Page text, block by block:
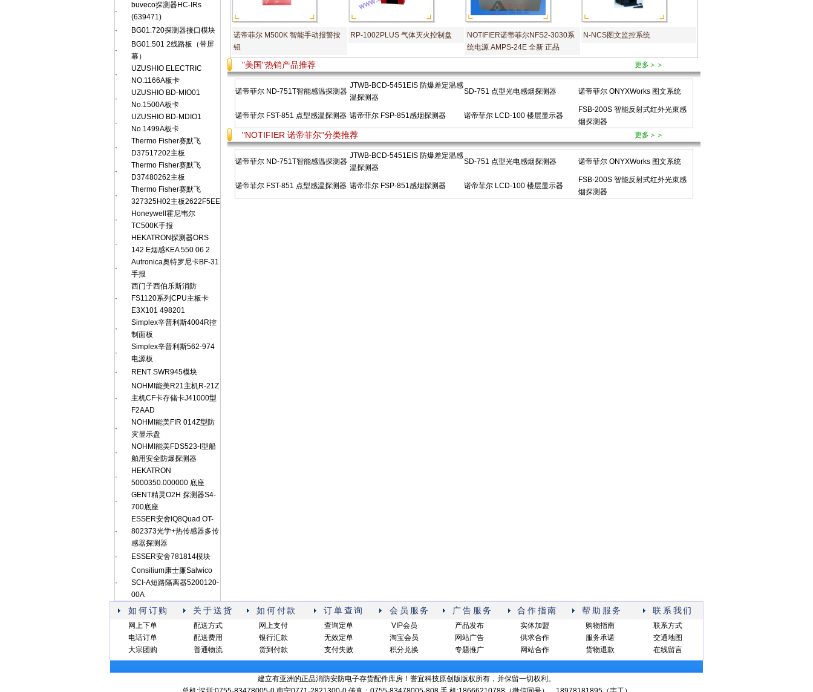
·
buveco探测器HC-IRs
(639471)
·
BG01.720探测器接口模块
·
BG01.501 2线路板（带屏
幕）
·
UZUSHIO ELECTRIC
NO.1166A板卡
·
UZUSHIO BD-MIO01
No.1500A板卡
·
UZUSHIO BD-MDIO1
No.1499A板卡
·
Thermo Fisher赛默飞
D37517202主板
·
Thermo Fisher赛默飞
D37480262主板
·
Thermo Fisher赛默飞
327325H02主板2622F5EE
·
Honeywell霍尼韦尔
TC500K手报
·
HEKATRON探测器ORS
142 E烟感KEA 550 06 2
·
Autronica奥特罗尼卡BF-31
手报
·
西门子西伯乐斯消防
FS1120系列CPU主板卡
E3X101 498201
·
Simplex辛普利斯4004R控
制面板
·
Simplex辛普利斯562-974
电源板
·
RENT SWR945模块
·
NOHMI能美R21主机R-21Z
主机CF卡存储卡J41000型
F2AAD
·
NOHMI能美FIR 014Z型防
灾显示盘
·
NOHMI能美FDS523-I型船
舶用安全防爆探测器
·
HEKATRON
5000350.000000 底座
·
GENT精灵O2H 探测器S4-
700底座
·
ESSER安舍lQ8Quad OT-
802373光学+热传感器多传
感器探测器
·
ESSER安舍781814模块
·
Consilium康士廉Salwico
SCI-A短路隔离器5200120-
00A
诺帝菲尔 M500K 智能手动报警按
钮
RP-1002PLUS 气体灭火控制盘
NOTIFIER诺蒂菲尔NFS2-3030系
统电源 AMPS-24E 全新 正品
N-NCS图文监控系统
"美国"热销产品推荐 更多＞＞
诺帝菲尔 ND-751T智能感温探测器
JTWB-BCD-5451EIS 防爆差定温感
温探测器
SD-751 点型光电感烟探测器 诺帝菲尔 ONYXWorks 图文系统
诺帝菲尔 FST-851 点型感温探测器 诺帝菲尔 FSP-851感烟探测器 诺帝菲尔 LCD-100 楼层显示器
FSB-200S 智能反射式红外光束感
烟探测器
"NOTIFIER 诺帝菲尔"分类推荐 更多＞＞
诺帝菲尔 ND-751T智能感温探测器
JTWB-BCD-5451EIS 防爆差定温感
温探测器
SD-751 点型光电感烟探测器 诺帝菲尔 ONYXWorks 图文系统
诺帝菲尔 FST-851 点型感温探测器 诺帝菲尔 FSP-851感烟探测器 诺帝菲尔 LCD-100 楼层显示器
FSB-200S 智能反射式红外光束感
烟探测器
如何订购 关于送货 如何付款 订单查询 会员服务 广告服务 合作指南 帮助服务 联系我们
网上下单
电话订单
大宗团购
配送方式
配送费用
普通物流
网上支付
银行汇款
货到付款
查询定单
无效定单
支付失败
VIP会员
淘宝会员
积分兑换
产品发布
网站广告
专题推广
实体加盟
供求合作
网站合作
购物指南
服务承诺
货物退款
联系方式
交通地图
在线留言
建立有亚洲的正品消防安防电子存货配件库房！誉宜科技原创版版权所有，并保留一切权利。